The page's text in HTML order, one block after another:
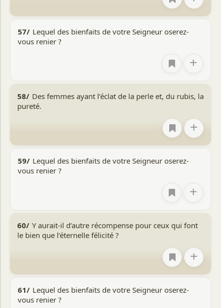
57/ Lequel des bienfaits de votre Seigneur oserez-
vous renier ?
+
58/ Des femmes ayant l’éclat de la perle et, du rubis, la
pureté.
+
59/ Lequel des bienfaits de votre Seigneur oserez-
vous renier ?
+
60/ Y aurait-il d’autre récompense pour ceux qui font
le bien que l’éternelle félicité ?
+
61/ Lequel des bienfaits de votre Seigneur oserez-
vous renier ?